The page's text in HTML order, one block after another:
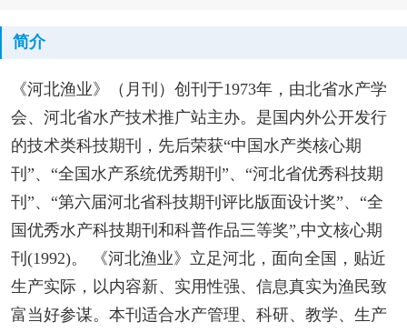
简介
《河北渔业》（月刊）创刊于1973年，由北省水产学
会、河北省水产技术推广站主办。是国内外公开发行
的技术类科技期刊，先后荣获“中国水产类核心期
刊”、“全国水产系统优秀期刊”、“河北省优秀科技期
刊”、“第六届河北省科技期刊评比版面设计奖”、“全
国优秀水产科技期刊和科普作品三等奖”,中文核心期
刊(1992)。 《河北渔业》立足河北，面向全国，贴近
生产实际，以内容新、实用性强、信息真实为渔民致
富当好参谋。本刊适合水产管理、科研、教学、生产